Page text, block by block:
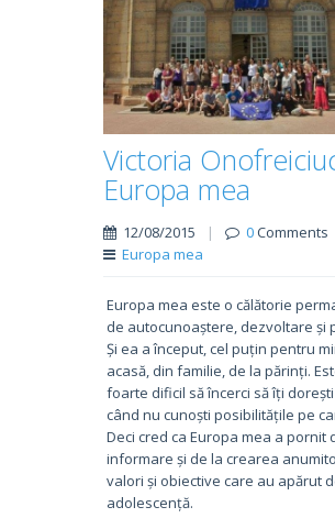
Victoria
Europa mea
12/08/2015 | 0Comments
Europa mea
Europa mea este o călătorie
de autocunoaștere, dezvoltare și
Și ea a început, cel puțin pentru
acasă, din familie, de la părinți.
foarte dificil să încerci să îți
când nu cunoști posibilitățile pe
Deci cred ca Europa mea a pornit
informare și de la crearea
valori și obiective care au apărut
adolescență.